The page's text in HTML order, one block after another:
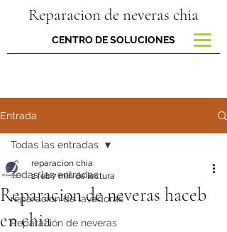
Reparacion de neveras chia
CENTRO DE SOLUCIONES
Entrada
Todas las entradas
reparacion de lavadoras
Reparación de neveras
Todas las entradas
Reparacion de neveras haceb
en chia
reparacion chia
2 feb7 min de lectura